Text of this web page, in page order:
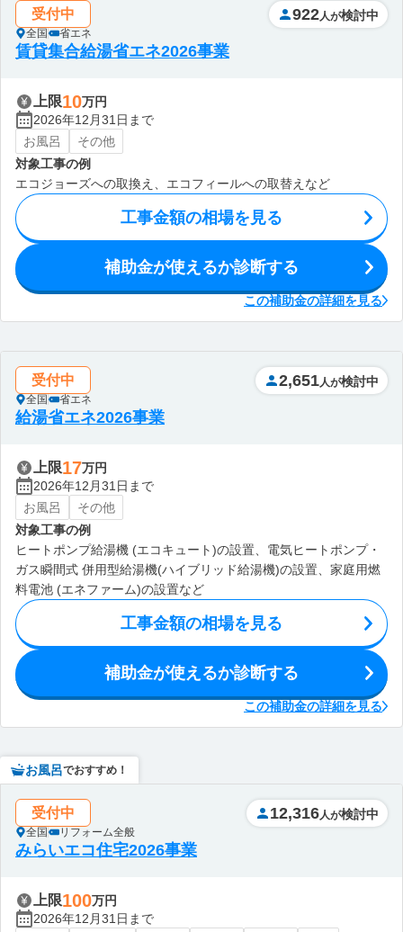
受付中
全国 省エネ
922 人が検討中
賃貸集合給湯省エネ2026事業
上限10万円
2026年12月31日まで
お風呂
その他
対象工事の例
エコジョーズへの取換え、エコフィールへの取替えなど
工事金額の相場を見る
補助金が使えるか診断する
この補助金の詳細を見る
受付中
全国 省エネ
2,651 人が検討中
給湯省エネ2026事業
上限17万円
2026年12月31日まで
お風呂
その他
対象工事の例
ヒートポンプ給湯機 (エコキュート)の設置、電気ヒートポンプ・
ガス瞬間式 併用型給湯機(ハイブリッド給湯機)の設置、家庭用燃
料電池 (エネファーム)の設置など
工事金額の相場を見る
補助金が使えるか診断する
この補助金の詳細を見る
お風呂でおすすめ！
受付中
全国 リフォーム全般
12,316 人が検討中
みらいエコ住宅2026事業
上限100万円
2026年12月31日まで